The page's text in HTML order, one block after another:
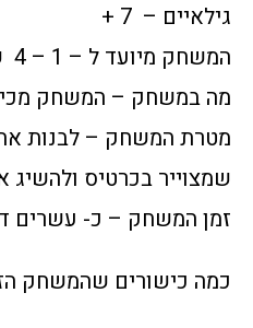
גילאיים – 7 +
המשחק מיועד ל – 1 – 4 שחקנים
מה במשחק – המשחק מכיל 60 קלפים דו
מטרת המשחק – לבנות
שמצוייר בכרטיס ולהשיג
זמן המשחק – כ- עשרים
כמה כישורים שהמשחק